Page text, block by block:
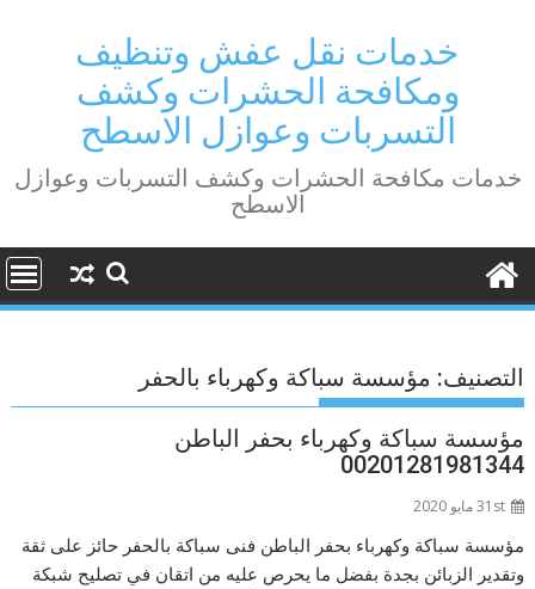
خدمات نقل عفش وتنظيف
ومكافحة الحشرات وكشف
التسربات وعوازل الاسطح
خدمات مكافحة الحشرات وكشف التسربات وعوازل
الاسطح
التصنيف: مؤسسة سباكة وكهرباء بالحفر
مؤسسة سباكة وكهرباء بحفر الباطن
00201281981344
31st مايو 2020
مؤسسة سباكة وكهرباء بحفر الباطن فنى سباكة بالحفر حائز على ثقة
وتقدير الزبائن بجدة بفضل ما يحرص عليه من اتقان في تصليح شبكة